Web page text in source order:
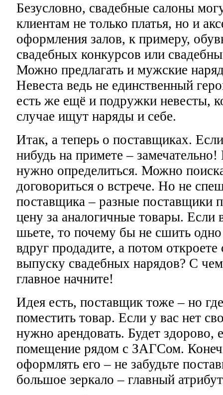
Безусловно, свадебные салоны
клиентам не только платья, но и
оформления залов, к примеру,
свадебных конкурсов или
Можно предлагать и мужские
Невеста ведь не единственный
есть же ещё и подружки невесты,
случае ищут наряды и себе.
Итак, а теперь о поставщиках.
нибудь на примете – замечательно!
нужно определиться. Можно
договориться о встрече. Но не
поставщика – разные поставщики
цену за аналогичные товары.
шьете, то почему бы не сшить одно
вдруг продадите, а потом
выпуску свадебных нарядов? С
главное начните!
Идея есть, поставщик тоже – но
поместить товар. Если у вас нет
нужно арендовать. Будет здорово,
помещение рядом с ЗАГСом.
оформлять его – не забудьте
большое зеркало – главный